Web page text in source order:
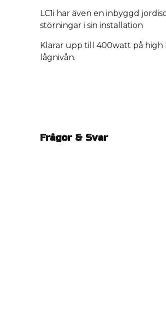
LC1i har även en inbyggd
störningar i sin installation
Klarar upp till 400watt på high
lågnivån.
Frågor & Svar